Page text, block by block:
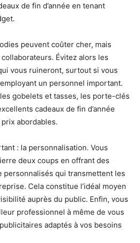
de fin d’année en tenant
peuvent coûter cher, mais
Évitez alors les
vous ruineront, surtout si vous
un personnel important.
gobelets et tasses, les porte-clés
cadeaux de fin d’année
abordables.
: la personnalisation. Vous
deux coups en offrant des
personnalisés qui transmettent les
Cela constitue l’idéal moyen
auprès du public. Enfin, vous
professionnel à même de vous
adaptés à vos besoins